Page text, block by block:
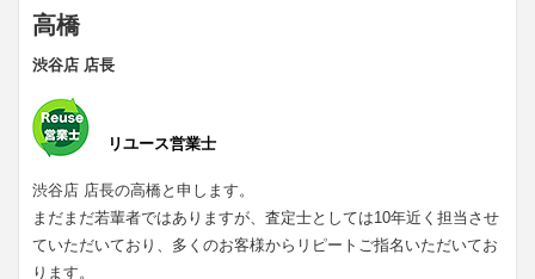
高橋
渋谷店 店長
リユース営業士
渋谷店 店長の高橋と申します。
まだまだ若輩者ではありますが、査定士としては10年近く担当させ
ていただいており、多くのお客様からリピートご指名いただいてお
ります。